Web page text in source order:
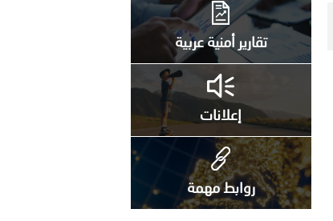
تقارير أمنية عربية
إعلانات
روابط مهمة